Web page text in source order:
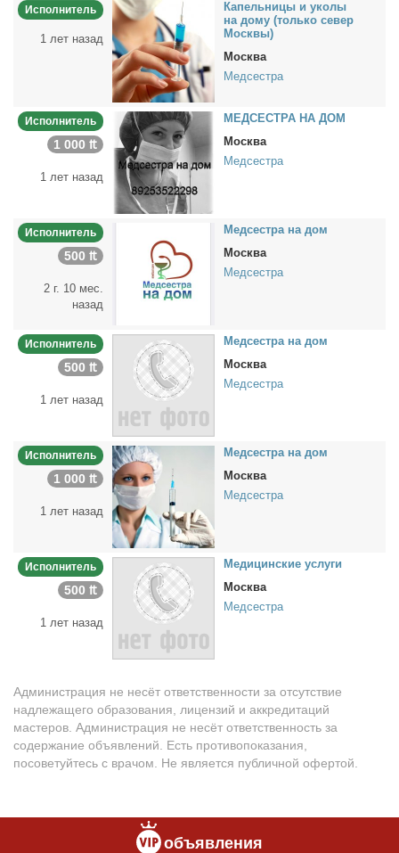
Исполнитель
1 лет назад
Ка­пель­ни­цы и уко­лы
на до­му (толь­ко се­вер
Моск­вы)
Москва
Медсестра
Исполнитель
1 000 ₶
1 лет назад
МЕДСЕСТРА НА ДОМ
Москва
Медсестра
Исполнитель
500 ₶
2 г. 10 мес.
назад
Мед­сест­ра на дом
Москва
Медсестра
Исполнитель
500 ₶
1 лет назад
Мед­сест­ра на дом
Москва
Медсестра
Исполнитель
1 000 ₶
1 лет назад
Мед­сест­ра на дом
Москва
Медсестра
Исполнитель
500 ₶
1 лет назад
Ме­ди­цин­ские услу­ги
Москва
Медсестра
Администрация не несёт ответственности за отсутствие
надлежащего образования, лицензий и аккредитаций
мастеров. Администрация не несёт ответственность за
содержание объявлений. Есть противопоказания,
посоветуйтесь с врачом. Не является публичной офертой.
объявления